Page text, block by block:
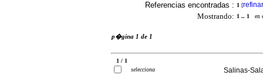
Referencias encontradas : 1 [refinar
Mostrando: 1 .. 1 en
p�gina 1 de 1
1 / 1
selecciona
Salinas-